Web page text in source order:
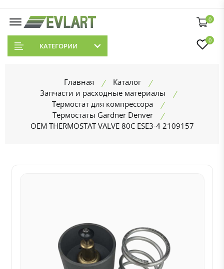
0
КАТЕГОРИИ
0
Главная
Каталог
Запчасти и расходные материалы
Термостат для компрессора
Термостаты Gardner Denver
OEM THERMOSTAT VALVE 80C ESE3-4 2109157